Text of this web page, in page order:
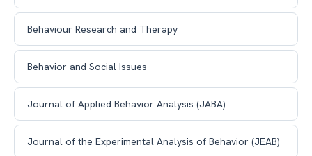
Behaviour Research and Therapy
Behavior and Social Issues
Journal of Applied Behavior Analysis (JABA)
Journal of the Experimental Analysis of Behavior (JEAB)